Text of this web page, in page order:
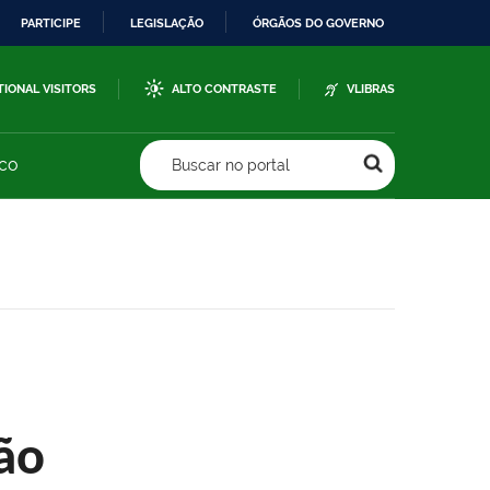
PARTICIPE LEGISLAÇÃO ÓRGÃOS DO GOVERNO
VISITORS ALTO CONTRASTE VLIBRAS
Buscar no portal